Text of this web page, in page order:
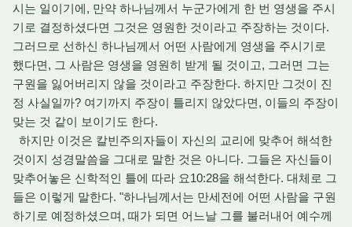
시는 일이기에, 만약 하나님께서 누군가에게 한 번 영생을 주시
기로 결정하셨다면 그것은 영원한 것이라고 주장하는 것이다.
그러므로 선하신 하나님께서 어떤 사람에게 영생을 주시기로
했다면, 그 사람은 영생을 영원히 받게 될 것이고, 그러면 그는
구원을 잃어버리지 않을 것이라고 주장한다. 하지만 그것이 진
정 사실일까? 여기까지 주장이 틀리지 않았다면, 이들의 주장이
맞는 것 같이 보이기도 한다.
하지만 이것은 칼빈주의자들이 자신의 교리에 맞추어 해석한
것이지 성경말씀을 그대로 말한 것은 아니다. 그들은 자신들이
맞추어놓은 신학적인 틀에 따라 요10:28을 해석한다. 대체로 그
들은 이렇게 말한다. "하나님께서는 만세전에 어떤 사람을 구원
하기로 예정하셨으며, 때가 되면 어느날 그를 불러내어 예수께